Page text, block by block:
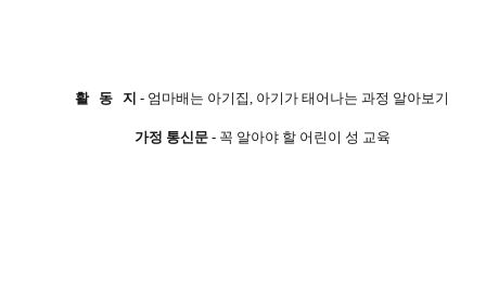
활 동 지 - 엄마배는 아기집, 아기가 태어나는 과정 알아보기
가정 통신문- 꼭 알아야 할 어린이 성 교육